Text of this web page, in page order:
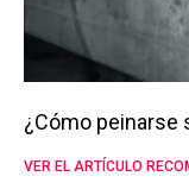
¿Cómo peinarse
VER EL ARTÍCULO